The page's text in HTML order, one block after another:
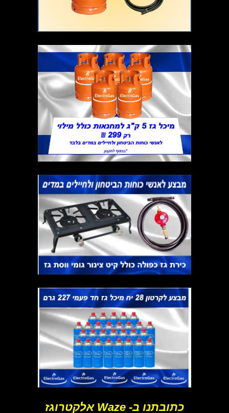
כתובתנו ב- Waze אלקטרוגז